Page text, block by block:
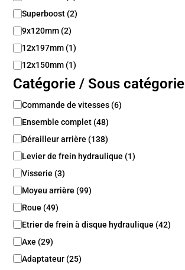
Superboost (2)
9x120mm (2)
12x197mm (1)
12x150mm (1)
Catégorie / Sous catégorie
C
t
é
g
o
r
i
e
/
S
u
s
Commande de vitesses (6)
Ensemble complet (48)
Dérailleur arrière (138)
Levier de frein hydraulique (1)
Visserie (3)
Moyeu arrière (99)
Roue (49)
Etrier de frein à disque hydraulique (42)
Axe (29)
Adaptateur (25)